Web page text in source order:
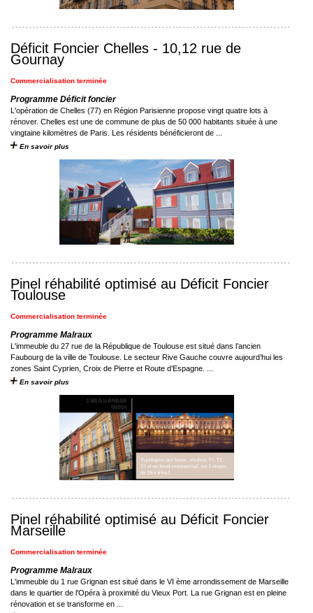
Déficit Foncier Chelles - 10,12 rue de
Gournay
Commercialisation terminée
Programme Déficit foncier
L'opération de Chelles (77) en Région Parisienne propose vingt quatre lots à
rénover. Chelles est une de commune de plus de 50 000 habitants située à une
vingtaine kilomètres de Paris. Les résidents bénéficieront de ...
En savoir plus
Pinel réhabilité optimisé au Déficit Foncier
Toulouse
Commercialisation terminée
Programme Malraux
L'immeuble du 27 rue de la République de Toulouse est situé dans l’ancien
Faubourg de la ville de Toulouse. Le secteur Rive Gauche couvre aujourd’hui les
zones Saint Cyprien, Croix de Pierre et Route d’Espagne. ...
En savoir plus
Pinel réhabilité optimisé au Déficit Foncier
Marseille
Commercialisation terminée
Programme Malraux
L'immeuble du 1 rue Grignan est situé dans le VI ème arrondissement de Marseille
dans le quartier de l'Opéra à proximité du Vieux Port. La rue Grignan est en pleine
rénovation et se transforme en ...